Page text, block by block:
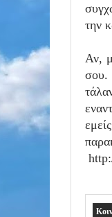
την
Αν,
σου.